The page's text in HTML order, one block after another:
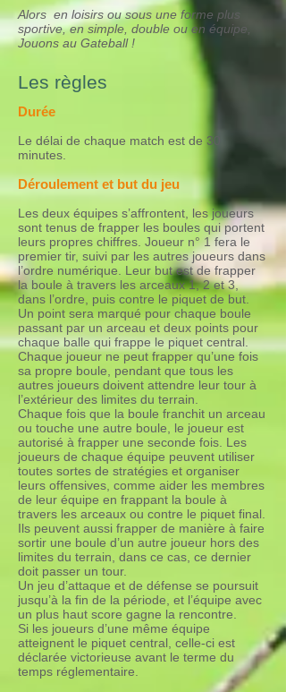
Alors en loisirs ou sous une forme plus
sportive, en simple, double ou en équipe,
Jouons au Gateball !
Les règles
Durée
Le délai de chaque match est de 30
minutes.
Déroulement et but du jeu
Les deux équipes s’affrontent, les joueurs
sont tenus de frapper les boules qui portent
leurs propres chiffres. Joueur n° 1 fera le
premier tir, suivi par les autres joueurs dans
l’ordre numérique. Leur but est de frapper
la boule à travers les arceaux 1, 2 et 3,
dans l’ordre, puis contre le piquet de but.
Un point sera marqué pour chaque boule
passant par un arceau et deux points pour
chaque balle qui frappe le piquet central.
Chaque joueur ne peut frapper qu’une fois
sa propre boule, pendant que tous les
autres joueurs doivent attendre leur tour à
l’extérieur des limites du terrain.
Chaque fois que la boule franchit un arceau
ou touche une autre boule, le joueur est
autorisé à frapper une seconde fois. Les
joueurs de chaque équipe peuvent utiliser
toutes sortes de stratégies et organiser
leurs offensives, comme aider les membres
de leur équipe en frappant la boule à
travers les arceaux ou contre le piquet final.
Ils peuvent aussi frapper de manière à faire
sortir une boule d’un autre joueur hors des
limites du terrain, dans ce cas, ce dernier
doit passer un tour.
Un jeu d’attaque et de défense se poursuit
jusqu’à la fin de la période, et l’équipe avec
un plus haut score gagne la rencontre.
Si les joueurs d’une même équipe
atteignent le piquet central, celle-ci est
déclarée victorieuse avant le terme du
temps réglementaire.